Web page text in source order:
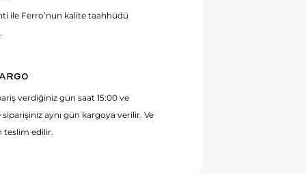
ile Ferro’nun kalite taahhüdü
verdiğiniz gün saat 15:00 ve
siparişiniz aynı gün kargoya verilir. Ve
teslim edilir.